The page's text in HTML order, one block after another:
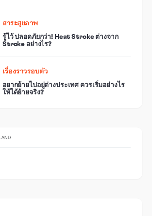
สาระสุขภาพ
รู้ไว้ ปลอดภัยกว่า! Heat Stroke ต่างจาก
Stroke อย่างไร?
เรื่องราวรอบตัว
อยากย้ายไปอยู่ต่างประเทศ ควรเริ่มอย่างไร
ให้ได้ย้ายจริง?